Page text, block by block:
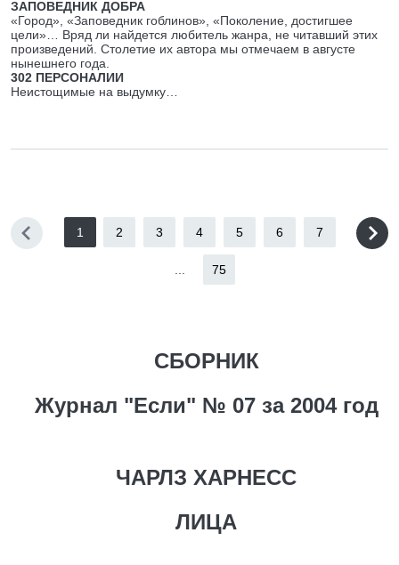
ЗАПОВЕДНИК ДОБРА
«Город», «Заповедник гоблинов», «Поколение, достигшее
цели»… Вряд ли найдется любитель жанра, не читавший этих
произведений. Столетие их автора мы отмечаем в августе
нынешнего года.
302 ПЕРСОНАЛИИ
Неистощимые на выдумку…
1 2 3 4 5 6 7
75
СБОРНИК
Журнал "Если" № 07 за 2004 год
ЧАРЛЗ ХАРНЕСС
ЛИЦА